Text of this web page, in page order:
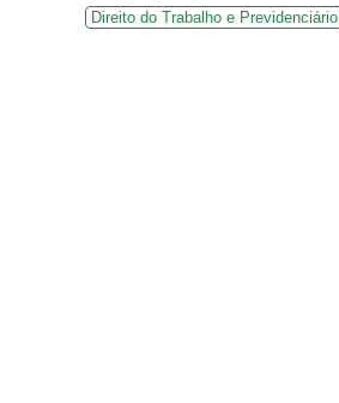
Direito do Trabalho e Previdenciário